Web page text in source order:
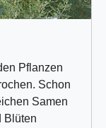
Pflanzen
Schon
Samen
Blüten